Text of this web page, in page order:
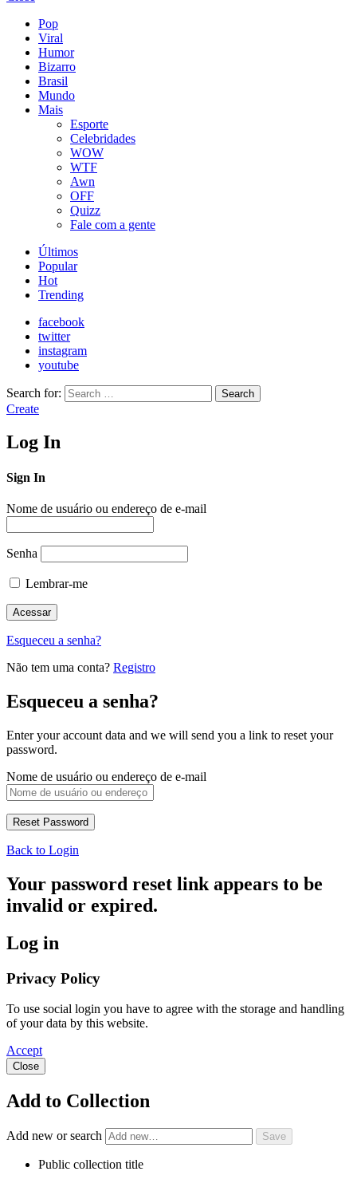
Pop
Viral
Humor
Bizarro
Brasil
Mundo
Mais
Esporte
Celebridades
WOW
WTF
Awn
OFF
Quizz
Fale com a gente
Últimos
Popular
Hot
Trending
facebook
twitter
instagram
youtube
Search for: Search
Create
Log In
Sign In
Nome de usuário ou endereço de e-mail
Senha
Lembrar-me
Esqueceu a senha?
Não tem uma conta? Registro
Esqueceu a senha?
Enter your account data and we will send you a link to reset your
password.
Nome de usuário ou endereço de e-mail
Back to Login
Your password reset link appears to be
invalid or expired.
Log in
Privacy Policy
To use social login you have to agree with the storage and handling
of your data by this website.
Accept
Close
Add to Collection
Add new or search
Public collection title